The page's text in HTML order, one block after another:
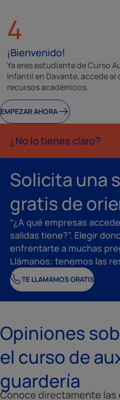
4
¡Bienvenido!
Ya eres estudiante de Curso
Infantil en Davante, accede al
recursos académicos.
EMPEZAR AHORA
¿No lo tienes claro?
Solicita una
gratis de
“¿A qué empresas
salidas tiene?”. Elegir
enfrentarte a muchas
Llámanos: tenemos las
TE LLAMAMOS GRATIS
Opiniones
el curso de
guardería
Conoce directamente las